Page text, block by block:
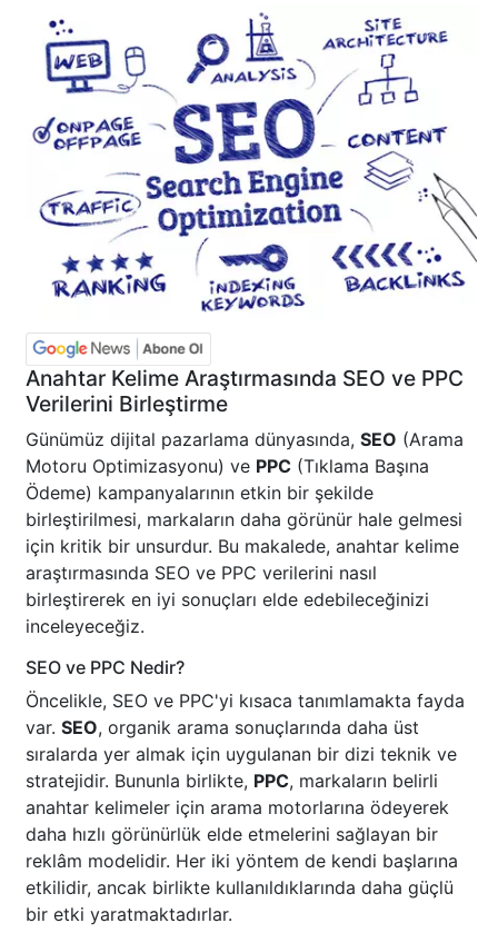
Anahtar Kelime Araştırmasında SEO ve PPC
Verilerini Birleştirme
Günümüz dijital pazarlama dünyasında, SEO (Arama
Motoru Optimizasyonu) ve PPC (Tıklama Başına
Ödeme) kampanyalarının etkin bir şekilde
birleştirilmesi, markaların daha görünür hale gelmesi
için kritik bir unsurdur. Bu makalede, anahtar kelime
araştırmasında SEO ve PPC verilerini nasıl
birleştirerek en iyi sonuçları elde edebileceğinizi
inceleyeceğiz.
SEO ve PPC Nedir?
Öncelikle, SEO ve PPC'yi kısaca tanımlamakta fayda
var. SEO, organik arama sonuçlarında daha üst
sıralarda yer almak için uygulanan bir dizi teknik ve
stratejidir. Bununla birlikte, PPC, markaların belirli
anahtar kelimeler için arama motorlarına ödeyerek
daha hızlı görünürlük elde etmelerini sağlayan bir
reklâm modelidir. Her iki yöntem de kendi başlarına
etkilidir, ancak birlikte kullanıldıklarında daha güçlü
bir etki yaratmaktadırlar.